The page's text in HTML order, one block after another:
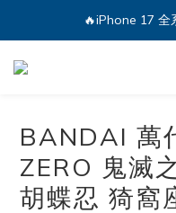
🔥iPhone 17
🔥iPhone 17
💕加入Q哥
BANDAI 萬
ZERO 鬼滅
胡蝶忍 猗窩